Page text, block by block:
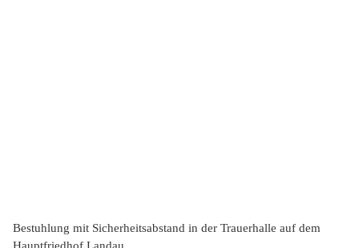
Bestuhlung mit Sicherheitsabstand in der Trauerhalle auf dem
Hauptfriedhof Landau